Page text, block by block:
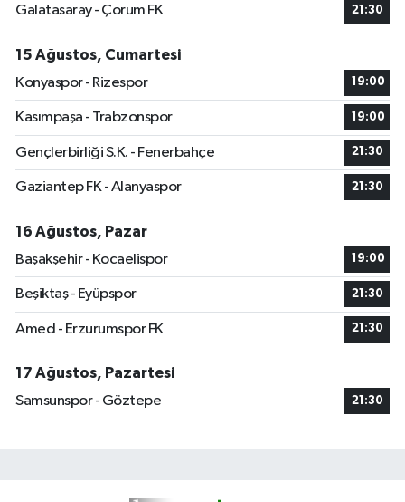
Galatasaray - Çorum FK
21:30
15 Ağustos, Cumartesi
Konyaspor - Rizespor
19:00
Kasımpaşa - Trabzonspor 19:00
Gençlerbirliği S.K. - Fenerbahçe 21:30
Gaziantep FK - Alanyaspor 21:30
16 Ağustos, Pazar
Başakşehir - Kocaelispor
19:00
Beşiktaş - Eyüpspor 21:30
Amed - Erzurumspor FK 21:30
17 Ağustos, Pazartesi
Samsunspor - Göztepe
21:30